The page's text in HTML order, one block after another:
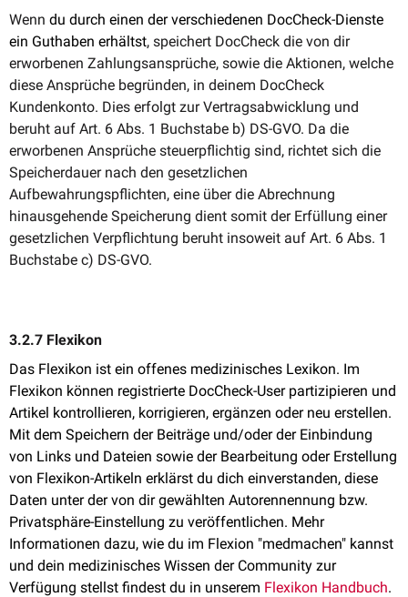
Wenn du durch einen der verschiedenen DocCheck-Dienste
ein Guthaben erhältst, speichert DocCheck die von dir
erworbenen Zahlungsansprüche, sowie die Aktionen, welche
diese Ansprüche begründen, in deinem DocCheck
Kundenkonto. Dies erfolgt zur Vertragsabwicklung und
beruht auf Art. 6 Abs. 1 Buchstabe b) DS-GVO. Da die
erworbenen Ansprüche steuerpflichtig sind, richtet sich die
Speicherdauer nach den gesetzlichen
Aufbewahrungspflichten, eine über die Abrechnung
hinausgehende Speicherung dient somit der Erfüllung einer
gesetzlichen Verpflichtung beruht insoweit auf Art. 6 Abs. 1
Buchstabe c) DS-GVO.
3.2.7 Flexikon
Das Flexikon ist ein offenes medizinisches Lexikon. Im
Flexikon können registrierte DocCheck-User partizipieren und
Artikel kontrollieren, korrigieren, ergänzen oder neu erstellen.
Mit dem Speichern der Beiträge und/oder der Einbindung
von Links und Dateien sowie der Bearbeitung oder Erstellung
von Flexikon-Artikeln erklärst du dich einverstanden, diese
Daten unter der von dir gewählten Autorennennung bzw.
Privatsphäre-Einstellung zu veröffentlichen. Mehr
Informationen dazu, wie du im Flexion "medmachen" kannst
und dein medizinisches Wissen der Community zur
Verfügung stellst findest du in unserem Flexikon Handbuch.